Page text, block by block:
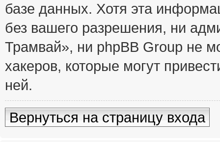
базе данных. Хотя эта
без вашего разрешения, ни
Трамвай», ни phpBB Group не
хакеров, которые могут
ней.
Вернуться на страницу входа